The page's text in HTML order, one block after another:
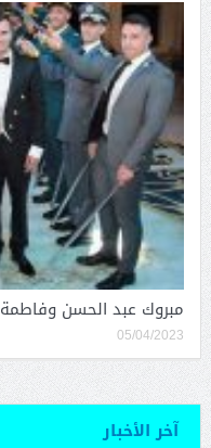
مبروك عبد الحسن وفاطمة
05/04/2023
آخر الأخبار